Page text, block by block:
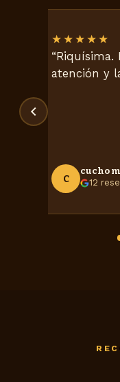
★★★★★
Riquísima.
atención y
C
cucho
12